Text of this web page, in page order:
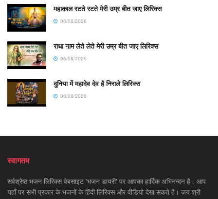
महाकाल रटते रटते मेरी उम्र बीत जाए लिरिक्स
06/08/2026
राधा नाम लेते लेते मेरी उम्र बीत जाए लिरिक्स
06/08/2026
दुनिया में महादेव देव है निराले लिरिक्स
06/08/2026
स्वागतम
सर्वश्रेष्ठ भजन लिरिक्स वेबसाइट 'भजन डायरी' पर आपका हार्दिक अभिनन्दन है। आप
यहाँ पर सभी प्रकार के भजनों के हिंदी लिरिक्स और वीडियो देख सकते है। जय श्री